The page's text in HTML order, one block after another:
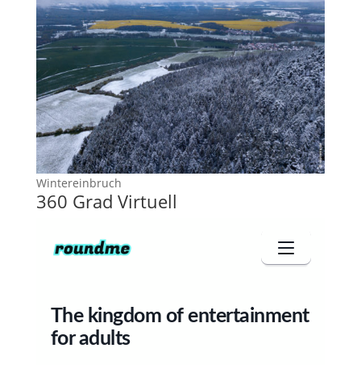
Wintereinbruch
360 Grad Virtuell